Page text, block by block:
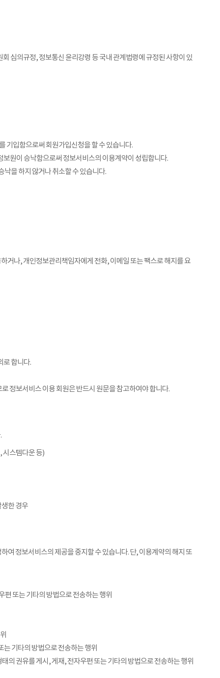
심의규정, 정보통신 윤리강령 등 국내 관계법령에 규정된 사항이 있
기입함으로써 회원가입신청을 할 수 있습니다.
원이 승낙함으로써 정보서비스의 이용계약이 성립합니다.
을 하지 않거나 취소할 수 있습니다.
거나, 개인정보관리책임자에게 전화, 이메일 또는 팩스로 해지를 요
로 합니다.
정보서비스 이용 회원은 반드시 원문을 참고하여야 합니다.
시스템다운 등)
한 경우
여 정보서비스의 제공을 중지할 수 있습니다. 단, 이용계약의 해지 또
편 또는 기타의 방법으로 전송하는 행위
는 기타의 방법으로 전송하는 행위
의 권유를 게시, 게재, 전자우편 또는 기타의 방법으로 전송하는 행위